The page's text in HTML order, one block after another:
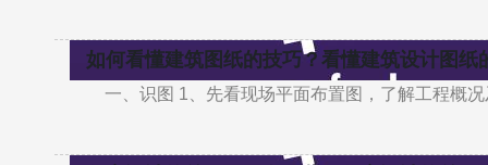
如何看懂建筑图纸的技巧？看懂建筑设计图纸
一、识图 1、先看现场平面布置图，了解工程概